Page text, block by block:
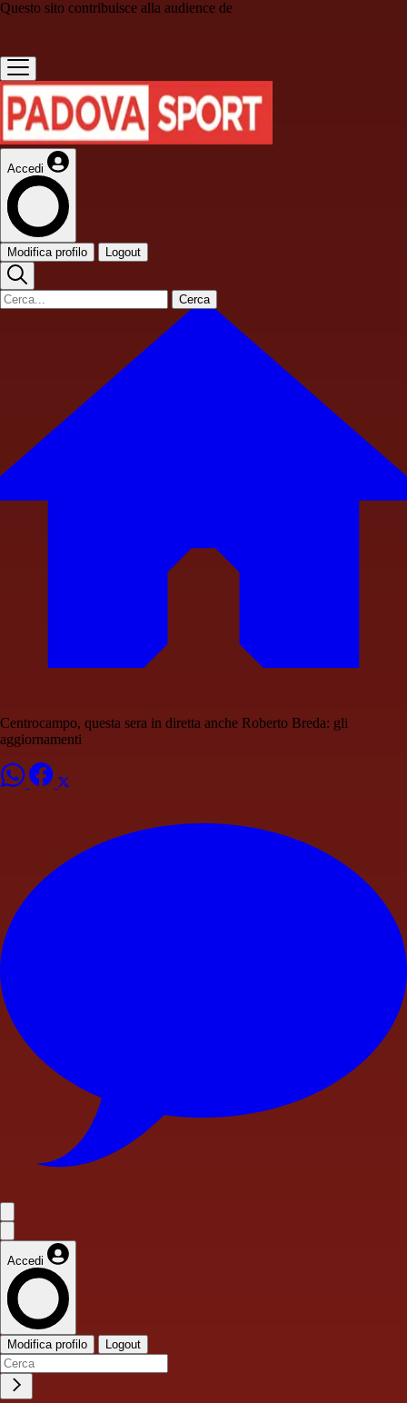
Questo sito contribuisce alla audience de
Accedi
Modifica profilo Logout
Cerca
Centrocampo, questa sera in diretta anche Roberto Breda: gli
aggiornamenti
Accedi
Modifica profilo Logout